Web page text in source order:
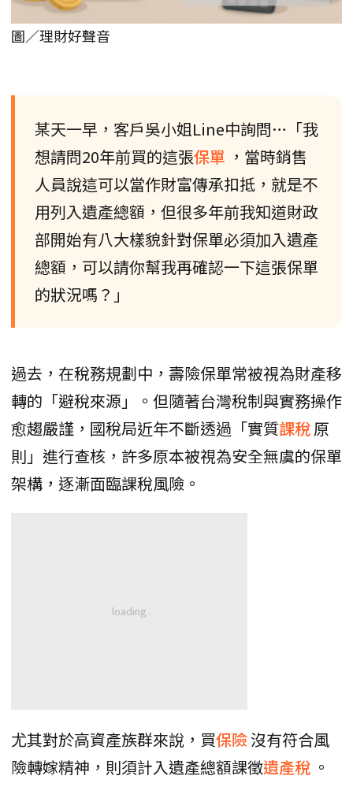
圖／理財好聲音
某天一早，客戶吳小姐Line中詢問…「我
想請問20年前買的這張保單 ，當時銷售
人員說這可以當作財富傳承扣抵，就是不
用列入遺產總額，但很多年前我知道財政
部開始有八大樣貌針對保單必須加入遺產
總額，可以請你幫我再確認一下這張保單
的狀況嗎？」
過去，在稅務規劃中，壽險保單常被視為財產移
轉的「避稅來源」。但隨著台灣稅制與實務操作
愈趨嚴謹，國稅局近年不斷透過「實質課稅原
則」進行查核，許多原本被視為安全無虞的保單
架構，逐漸面臨課稅風險。
尤其對於高資產族群來說，買保險沒有符合風
險轉嫁精神，則須計入遺產總額課徵遺產稅 。